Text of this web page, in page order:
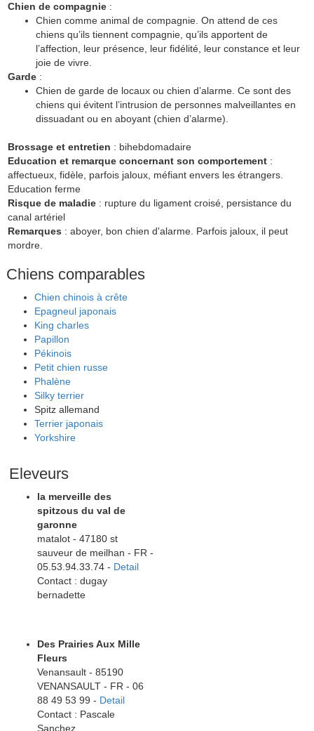
Chien de compagnie:
Chien comme animal de compagnie. On attend de ces
chiens qu’ils tiennent compagnie, qu’ils apportent de
l’affection, leur présence, leur fidélité, leur constance et leur
joie de vivre.
Garde:
Chien de garde de locaux ou chien d’alarme. Ce sont des
chiens qui évitent l’intrusion de personnes malveillantes en
dissuadant ou en aboyant (chien d’alarme).
Brossage et entretien : bihebdomadaire
Education et remarque concernant son comportement:
affectueux, fidèle, parfois jaloux, méfiant envers les étrangers.
Education ferme
Risque de maladie: rupture du ligament croisé, persistance du
canal artériel
Remarques : aboyer, bon chien d'alarme. Parfois jaloux, il peut
mordre.
Chiens comparables
Chien chinois à crête
Epagneul japonais
King charles
Papillon
Pékinois
Petit chien russe
Phalène
Silky terrier
Spitz allemand
Terrier japonais
Yorkshire
Eleveurs
la merveille des
spitzous du val de
garonne
matalot - 47180 st
sauveur de meilhan - FR -
05.53.94.33.74 - Detail
Contact : dugay
bernadette
Des Prairies Aux Mille
Fleurs
Venansault - 85190
VENANSAULT - FR - 06
88 49 53 99 - Detail
Contact : Pascale
Sanchez